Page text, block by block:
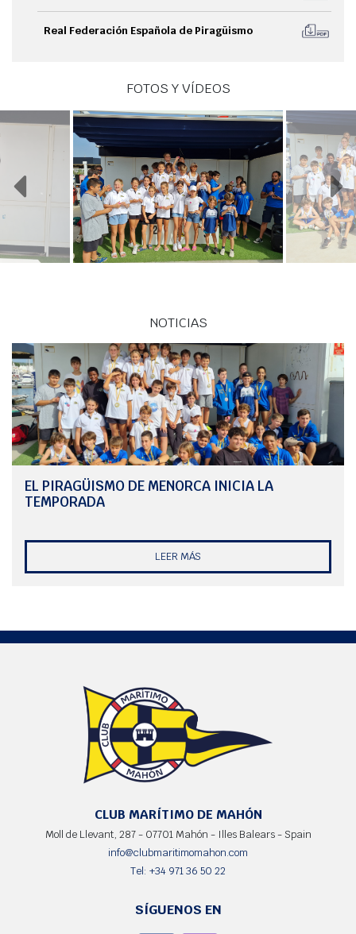
Real Federación Española de Piragüismo
FOTOS Y VÍDEOS
NOTICIAS
EL PIRAGÜISMO DE MENORCA INICIA LA
TEMPORADA
LEER MÁS
CLUB MARÍTIMO DE MAHÓN
Moll de Llevant, 287 - 07701 Mahón - Illes Balears - Spain
info@clubmaritimomahon.com
Tel: +34 971 36 50 22
SÍGUENOS EN